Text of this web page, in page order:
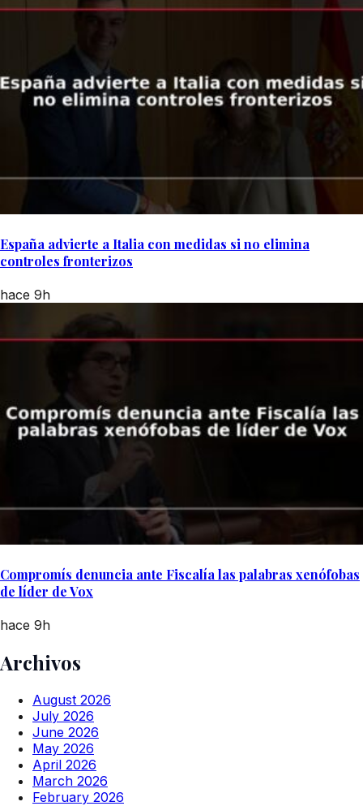
España advierte a Italia con medidas si no elimina
controles fronterizos
hace 9h
Compromís denuncia ante Fiscalía las palabras xenófobas
de líder de Vox
hace 9h
Archivos
August 2026
July 2026
June 2026
May 2026
April 2026
March 2026
February 2026